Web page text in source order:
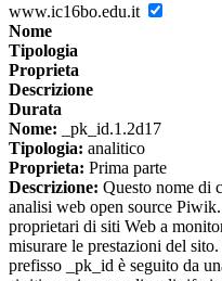
www.ic16bo.edu.it
Nome
Tipologia
Proprieta
Descrizione
Durata
Nome: _pk_id.1.2d17
Tipologia: analitico
Proprieta: Prima parte
Descrizione: Questo nome di
analisi web open source
proprietari di siti Web a
misurare le prestazioni del
prefisso _pk_id è seguito da